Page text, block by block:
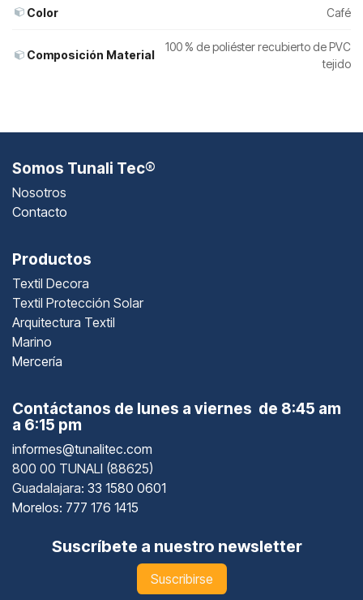
Color Café
Composición Material
100 % de poliéster recubierto de PVC
tejido
Somos Tunali Tec®
Nosotros
Contacto
Productos
Textil Decora
Textil Protección Solar
Arquitectura Textil
Marino
Mercería
Contáctanos de lunes a viernes de 8:45 am
a 6:15 pm
informes@tunalitec.com
800 00 TUNALI (88625)
Guadalajara: 33 1580 0601
Morelos: 777 176 1415
Suscríbete a nuestro newsletter
Suscribirse